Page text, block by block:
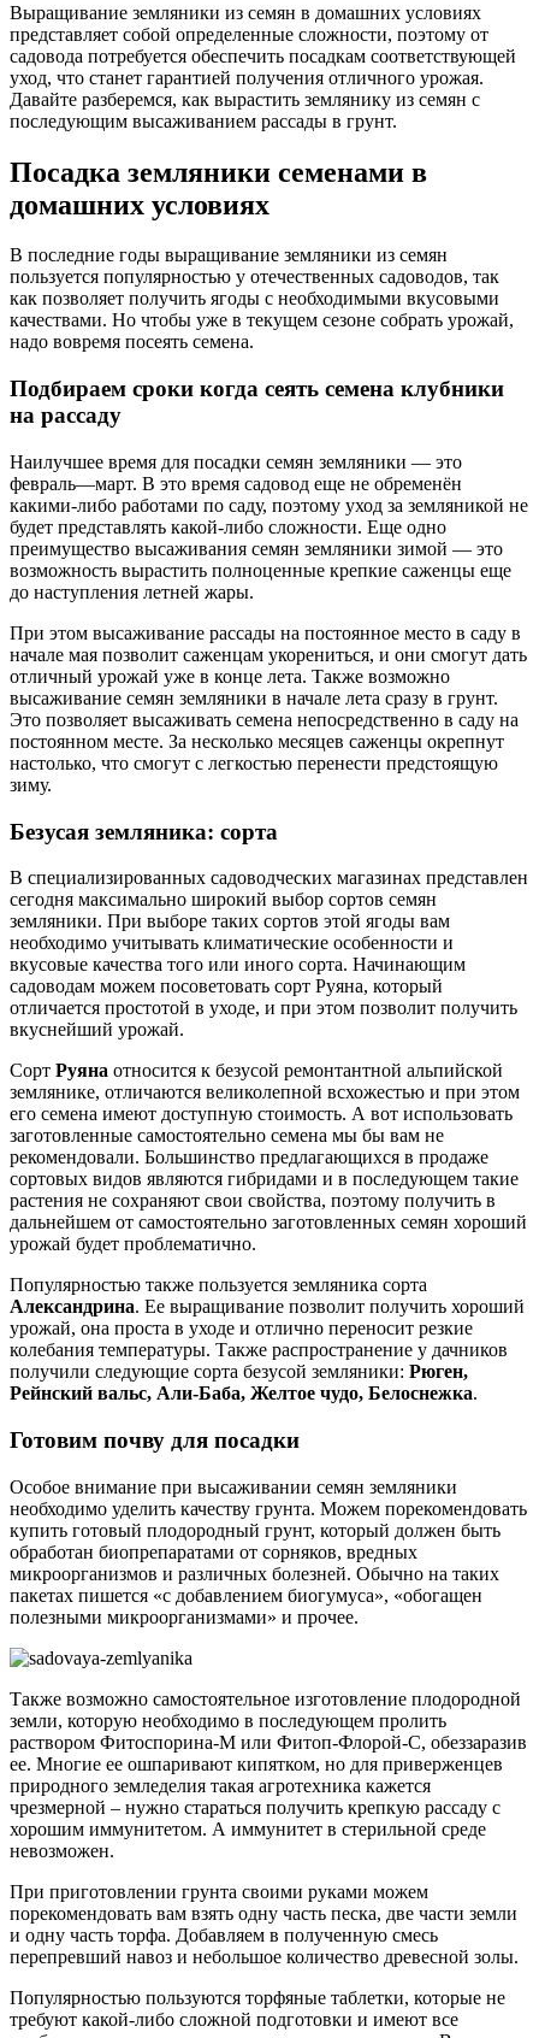
Выращивание земляники из семян в домашних условиях
представляет собой определенные сложности, поэтому от
садовода потребуется обеспечить посадкам соответствующей
уход, что станет гарантией получения отличного урожая.
Давайте разберемся, как вырастить землянику из семян с
последующим высаживанием рассады в грунт.
Посадка земляники семенами в
домашних условиях
В последние годы выращивание земляники из семян
пользуется популярностью у отечественных садоводов, так
как позволяет получить ягоды с необходимыми вкусовыми
качествами. Но чтобы уже в текущем сезоне собрать урожай,
надо вовремя посеять семена.
Подбираем сроки когда сеять семена клубники
на рассаду
Наилучшее время для посадки семян земляники — это
февраль—март. В это время садовод еще не обременён
какими-либо работами по саду, поэтому уход за земляникой не
будет представлять какой-либо сложности. Еще одно
преимущество высаживания семян земляники зимой — это
возможность вырастить полноценные крепкие саженцы еще
до наступления летней жары.
При этом высаживание рассады на постоянное место в саду в
начале мая позволит саженцам укорениться, и они смогут дать
отличный урожай уже в конце лета. Также возможно
высаживание семян земляники в начале лета сразу в грунт.
Это позволяет высаживать семена непосредственно в саду на
постоянном месте. За несколько месяцев саженцы окрепнут
настолько, что смогут с легкостью перенести предстоящую
зиму.
Безусая земляника: сорта
В специализированных садоводческих магазинах представлен
сегодня максимально широкий выбор сортов семян
земляники. При выборе таких сортов этой ягоды вам
необходимо учитывать климатические особенности и
вкусовые качества того или иного сорта. Начинающим
садоводам можем посоветовать сорт Руяна, который
отличается простотой в уходе, и при этом позволит получить
вкуснейший урожай.
Сорт Руяна относится к безусой ремонтантной альпийской
землянике, отличаются великолепной всхожестью и при этом
его семена имеют доступную стоимость. А вот использовать
заготовленные самостоятельно семена мы бы вам не
рекомендовали. Большинство предлагающихся в продаже
сортовых видов являются гибридами и в последующем такие
растения не сохраняют свои свойства, поэтому получить в
дальнейшем от самостоятельно заготовленных семян хороший
урожай будет проблематично.
Популярностью также пользуется земляника сорта
Александрина. Ее выращивание позволит получить хороший
урожай, она проста в уходе и отлично переносит резкие
колебания температуры. Также распространение у дачников
получили следующие сорта безусой земляники: Рюген,
Рейнский вальс, Али-Баба, Желтое чудо, Белоснежка.
Готовим почву для посадки
Особое внимание при высаживании семян земляники
необходимо уделить качеству грунта. Можем порекомендовать
купить готовый плодородный грунт, который должен быть
обработан биопрепаратами от сорняков, вредных
микроорганизмов и различных болезней. Обычно на таких
пакетах пишется «с добавлением биогумуса», «обогащен
полезными микроорганизмами» и прочее.
Также возможно самостоятельное изготовление плодородной
земли, которую необходимо в последующем пролить
раствором Фитоспорина-М или Фитоп-Флорой-С, обеззаразив
ее. Многие ее ошпаривают кипятком, но для приверженцев
природного земледелия такая агротехника кажется
чрезмерной – нужно стараться получить крепкую рассаду с
хорошим иммунитетом. А иммунитет в стерильной среде
невозможен.
При приготовлении грунта своими руками можем
порекомендовать вам взять одну часть песка, две части земли
и одну часть торфа. Добавляем в полученную смесь
перепревший навоз и небольшое количество древесной золы.
Популярностью пользуются торфяные таблетки, которые не
требуют какой-либо сложной подготовки и имеют все